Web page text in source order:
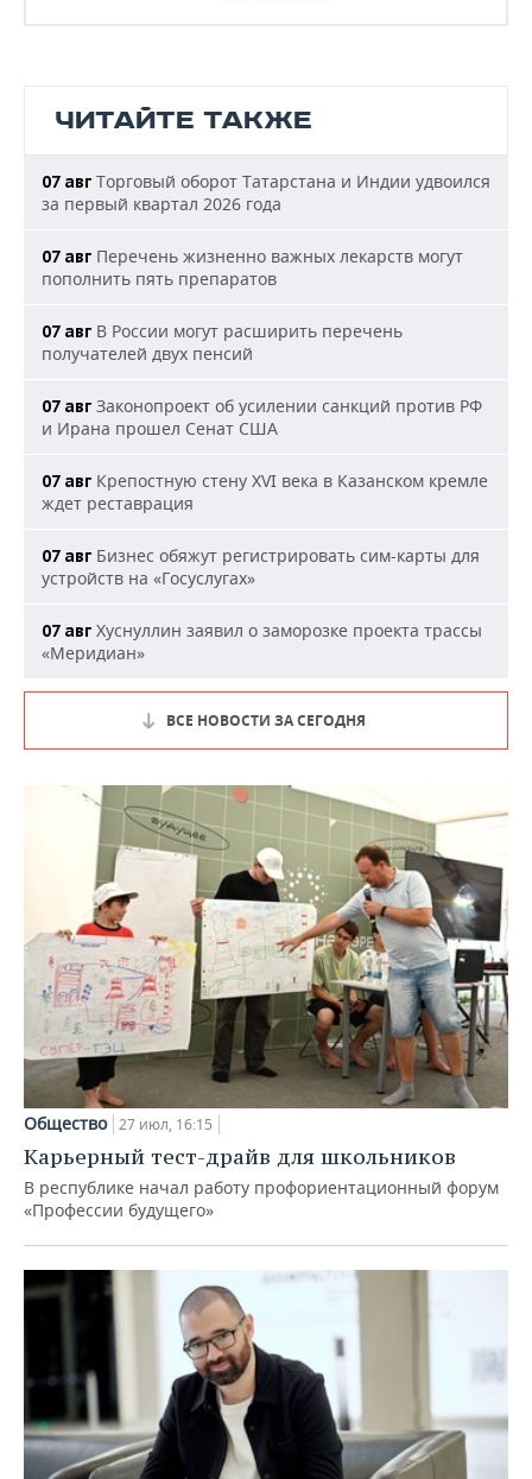
ЧИТАЙТЕ ТАКЖЕ
07 авг Торговый оборот Татарстана и Индии удвоился
за первый квартал 2026 года
07 авг Перечень жизненно важных лекарств могут
пополнить пять препаратов
07 авг В России могут расширить перечень
получателей двух пенсий
07 авг Законопроект об усилении санкций против РФ
и Ирана прошел Сенат США
07 авг Крепостную стену XVI века в Казанском кремле
ждет реставрация
07 авг Бизнес обяжут регистрировать сим-карты для
устройств на «Госуслугах»
07 авг Хуснуллин заявил о заморозке проекта трассы
«Меридиан»
ВСЕ НОВОСТИ ЗА СЕГОДНЯ
Общество 27 июл, 16:15
Карьерный тест-драйв для школьников
В республике начал работу профориентационный форум
«Профессии будущего»